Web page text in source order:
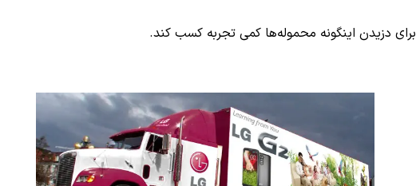
دزیدن اینگونه محموله‌ها کمی تجربه کسب کند.